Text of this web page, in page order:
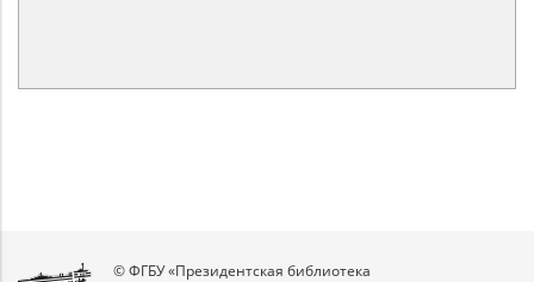
© ФГБУ «Президентская библиотека